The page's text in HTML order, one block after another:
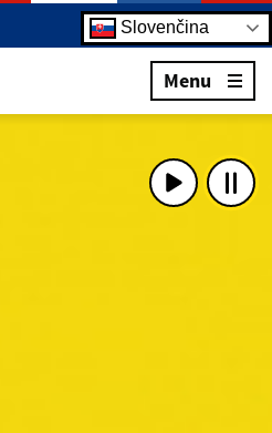
Slovenčina
Menu